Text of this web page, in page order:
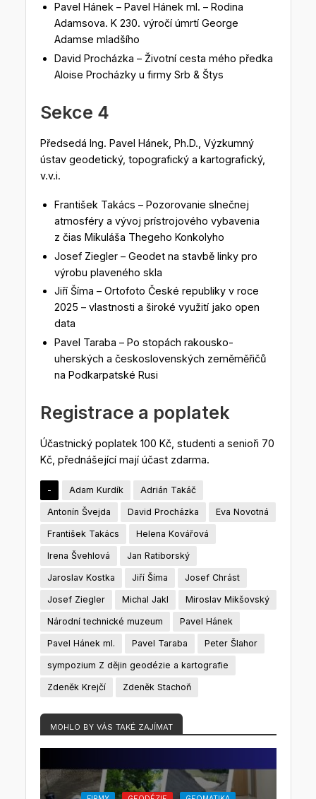
Pavel Hánek – Pavel Hánek ml. – Rodina
Adamsova. K 230. výročí úmrtí George
Adamse mladšího
David Procházka – Životní cesta mého předka
Aloise Procházky u firmy Srb & Štys
Sekce 4
Předsedá Ing. Pavel Hánek, Ph.D., Výzkumný
ústav geodetický, topografický a kartografický,
v.v.i.
František Takács – Pozorovanie slnečnej
atmosféry a vývoj prístrojového vybavenia
z čias Mikuláša Thegeho Konkolyho
Josef Ziegler – Geodet na stavbě linky pro
výrobu plaveného skla
Jiří Šíma – Ortofoto České republiky v roce
2025 – vlastnosti a široké využití jako open
data
Pavel Taraba – Po stopách rakousko-
uherských a československých zeměměřičů
na Podkarpatské Rusi
Registrace a poplatek
Účastnický poplatek 100 Kč, studenti a senioři 70
Kč, přednášející mají účast zdarma.
- Adam Kurdík Adrián Takáč
Antonín Švejda David Procházka Eva Novotná
František Takács Helena Kovářová
Irena Švehlová Jan Ratiborský
Jaroslav Kostka Jiří Šíma Josef Chrást
Josef Ziegler Michal Jakl Miroslav Mikšovský
Národní technické muzeum Pavel Hánek
Pavel Hánek ml. Pavel Taraba Peter Šlahor
sympozium Z dějin geodézie a kartografie
Zdeněk Krejčí Zdeněk Stachoň
MOHLO BY VÁS TAKÉ ZAJÍMAT